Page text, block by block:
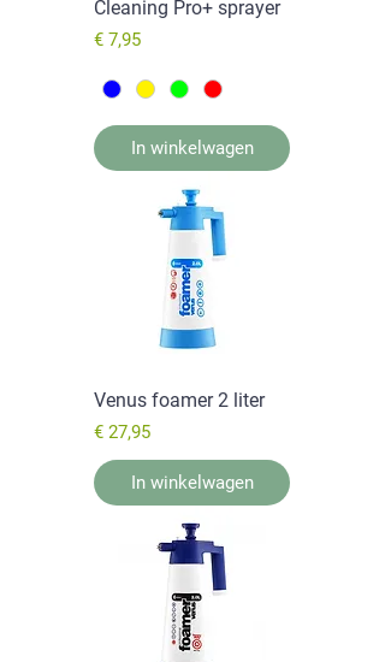
Cleaning Pro+ sprayer
Prijs
€ 7,95
In winkelwagen
Venus foamer 2 liter
Prijs
€ 27,95
In winkelwagen